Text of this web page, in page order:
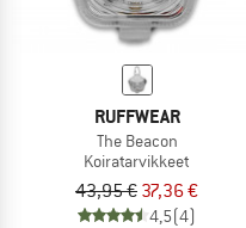
RUFFWEAR
The Beacon
Koiratarvikkeet
43,95 € 37,36 €
4,5(4)